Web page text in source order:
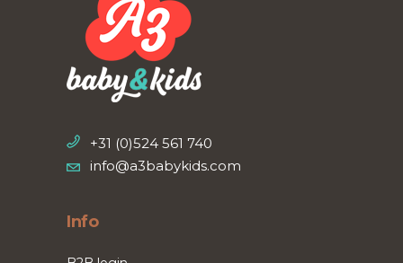
+31 (0)524 561 740
info@a3babykids.com
Info